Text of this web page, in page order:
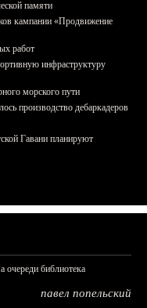
памяти
кампании «Продвижение
работ
инфраструктуру
морского пути
производство дебаркадеров
Гавани планируют
очереди библиотека
павел попельский